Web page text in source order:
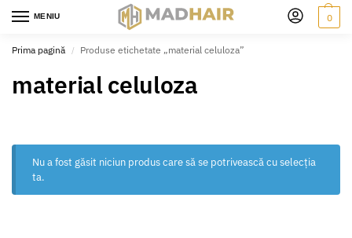
MENIU 0
Prima pagină / Produse etichetate „material celuloza”
material celuloza
Nu a fost găsit niciun produs care să se potrivească cu selecția
ta.